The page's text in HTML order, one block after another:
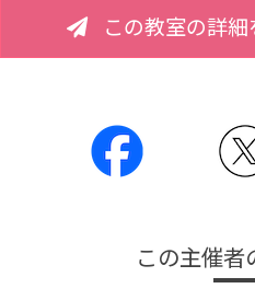
この教室の詳細
この主催者